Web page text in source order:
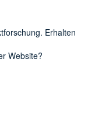
Erhalten
Website?